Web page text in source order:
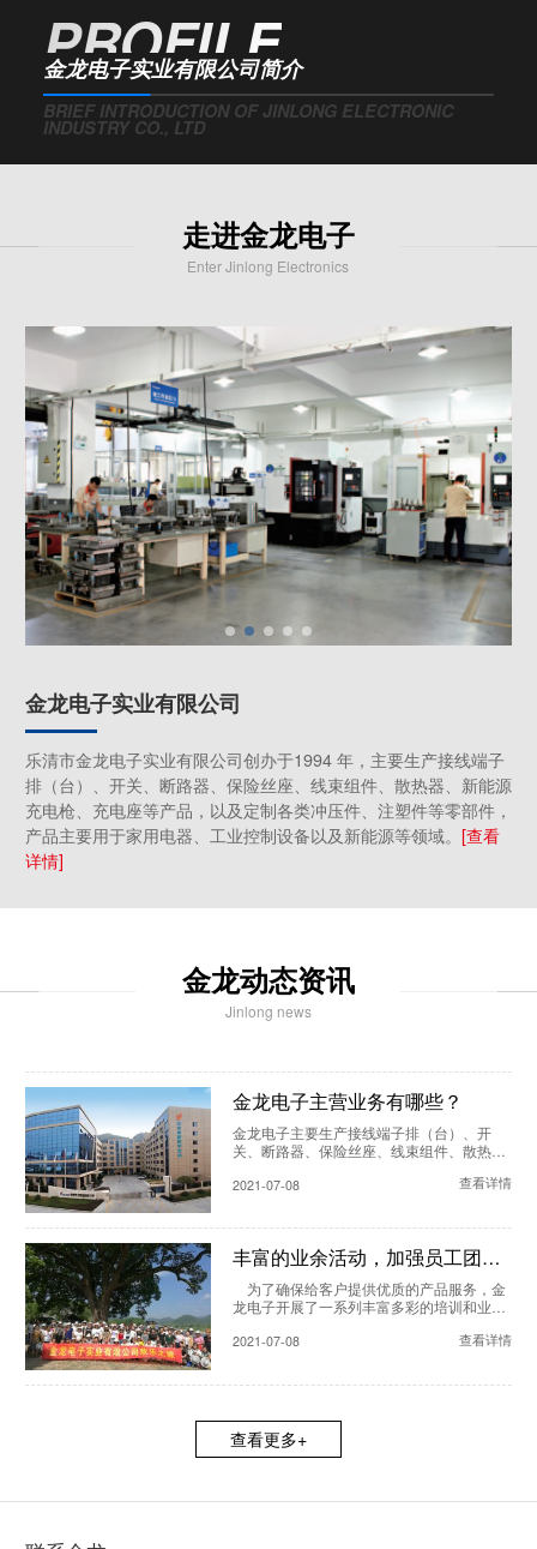
PROFILE
金龙电子实业有限公司简介
BRIEF INTRODUCTION OF JINLONG ELECTRONIC
INDUSTRY CO., LTD
走进金龙电子
Enter Jinlong Electronics
金龙电子实业有限公司
乐清市金龙电子实业有限公司创办于1994 年，主要生产接线端子
排（台）、开关、断路器、保险丝座、线束组件、散热器、新能源
充电枪、充电座等产品，以及定制各类冲压件、注塑件等零部件，
产品主要用于家用电器、工业控制设备以及新能源等领域。 [查看
详情]
金龙动态资讯
Jinlong news
金龙电子主营业务有哪些？
金龙电子主要生产接线端子排（台）、开
关、断路器、保险丝座、线束组件、散热
冲压件、注塑件等零部件，产品主要用于家
2021-07-08 查看详情
丰富的业余活动，加强员工团队
凝聚力！
​ 为了确保给客户提供优质的产品服务，金
龙电子开展了一系列丰富多彩的培训和业余
工团队精神和加强员工凝聚力，精心打造的
2021-07-08 查看详情
查看更多+